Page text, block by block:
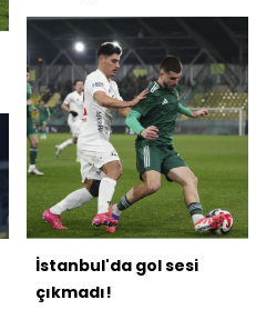
İstanbul'da gol sesi
çıkmadı!